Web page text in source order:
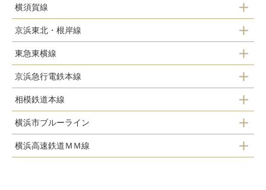
横浜駅
横須賀線
横浜駅
京浜東北・根岸線
横浜駅
東急東横線
横浜駅
京浜急行電鉄本線
横浜駅
戸部駅
相模鉄道本線
横浜駅
平沼橋駅
横浜市ブルーライン
横浜駅
横浜高速鉄道ＭＭ線